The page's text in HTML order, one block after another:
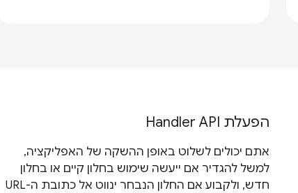
הפעלת Handler API
אתם יכולים לשלוט באופן ההשקה של האפליקציה,
למשל להגדיר אם ייעשה שימוש בחלון קיים או בחלון
חדש, ולקבוע אם החלון הנבחר ינווט אל כתובת ה-URL